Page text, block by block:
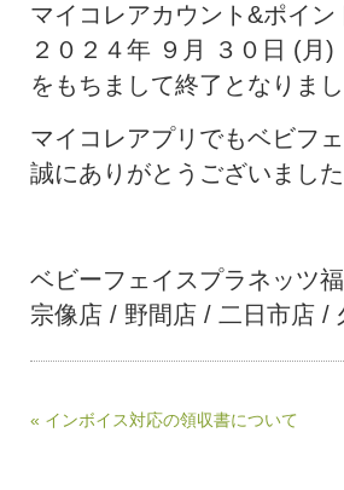
マイコレアカウント&ポイン
２０２４年 ９月 ３０日 (月)
をもちまして終了となりま
マイコレアプリでもベビフ
誠にありがとうございました
ベビーフェイスプラネッツ
宗像店 / 野間店 / 二日市店 /
« インボイス対応の領収書について